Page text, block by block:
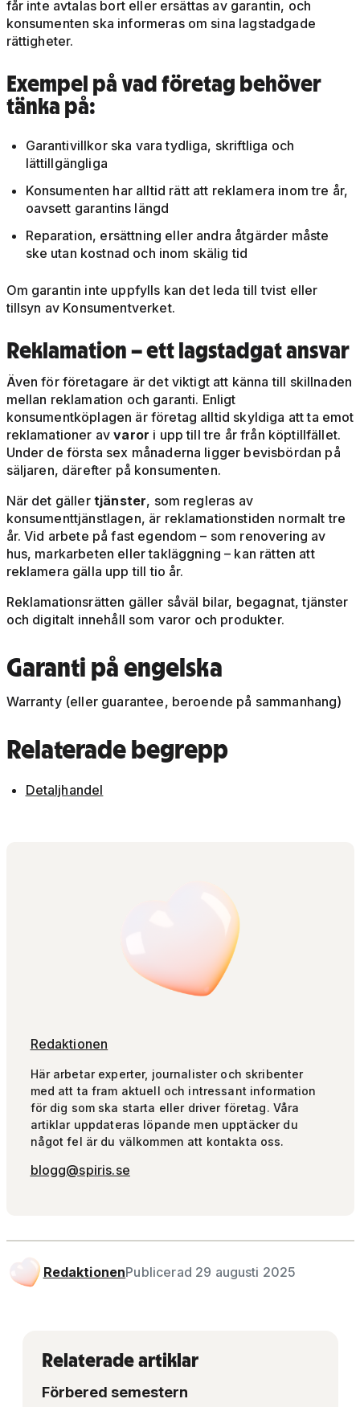
får inte avtalas bort eller ersättas av garantin, och
konsumenten ska informeras om sina lagstadgade
rättigheter.
Exempel på vad företag behöver
tänka på:
Garantivillkor ska vara tydliga, skriftliga och
lättillgängliga
Konsumenten har alltid rätt att reklamera inom tre år,
oavsett garantins längd
Reparation, ersättning eller andra åtgärder måste
ske utan kostnad och inom skälig tid
Om garantin inte uppfylls kan det leda till tvist eller
tillsyn av Konsumentverket.
Reklamation – ett lagstadgat ansvar
Även för företagare är det viktigt att känna till skillnaden
mellan reklamation och garanti. Enligt
konsumentköplagen är företag alltid skyldiga att ta emot
reklamationer avvaror i upp till tre år från köptillfället.
Under de första sex månaderna ligger bevisbördan på
säljaren, därefter på konsumenten.
När det gäller tjänster, som regleras av
konsumenttjänstlagen, är reklamationstiden normalt tre
år. Vid arbete på fast egendom – som renovering av
hus, markarbeten eller takläggning – kan rätten att
reklamera gälla upp till tio år.
Reklamationsrätten gäller såväl bilar, begagnat, tjänster
och digitalt innehåll som varor och produkter.
Garanti på engelska
Warranty (eller guarantee, beroende på sammanhang)
Relaterade begrepp
Detaljhandel
Redaktionen
Här arbetar experter, journalister och skribenter
med att ta fram aktuell och intressant information
för dig som ska starta eller driver företag. Våra
artiklar uppdateras löpande men upptäcker du
något fel är du välkommen att kontakta oss.
blogg@spiris.se
RedaktionenPublicerad 29 augusti 2025
Relaterade artiklar
Förbered semestern